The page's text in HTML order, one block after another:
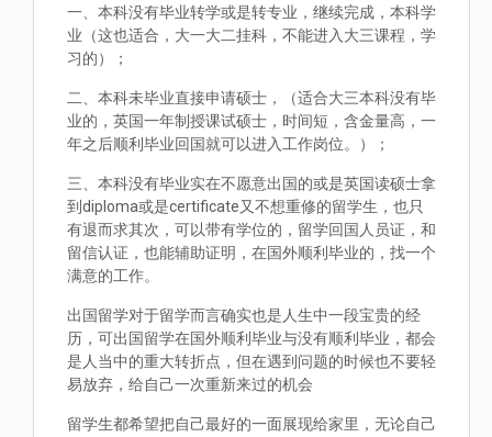
一、本科没有毕业转学或是转专业，继续完成，本科学
业（这也适合，大一大二挂科，不能进入大三课程，学
习的）；
二、本科未毕业直接申请硕士，（适合大三本科没有毕
业的，英国一年制授课试硕士，时间短，含金量高，一
年之后顺利毕业回国就可以进入工作岗位。）；
三、本科没有毕业实在不愿意出国的或是英国读硕士拿
到diploma或是certificate又不想重修的留学生，也只
有退而求其次，可以带有学位的，留学回国人员证，和
留信认证，也能辅助证明，在国外顺利毕业的，找一个
满意的工作。
出国留学对于留学而言确实也是人生中一段宝贵的经
历，可出国留学在国外顺利毕业与没有顺利毕业，都会
是人当中的重大转折点，但在遇到问题的时候也不要轻
易放弃，给自己一次重新来过的机会
留学生都希望把自己最好的一面展现给家里，无论自己